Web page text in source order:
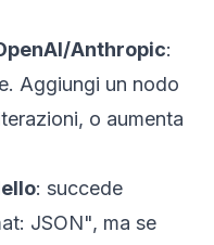
Anthropic:
Aggiungi un nodo
o aumenta
: succede
JSON", ma se